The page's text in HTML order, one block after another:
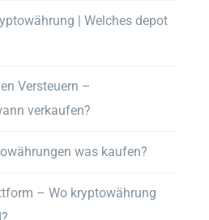
| Welches depot
Versteuern –
verkaufen?
was kaufen?
– Wo kryptowährung